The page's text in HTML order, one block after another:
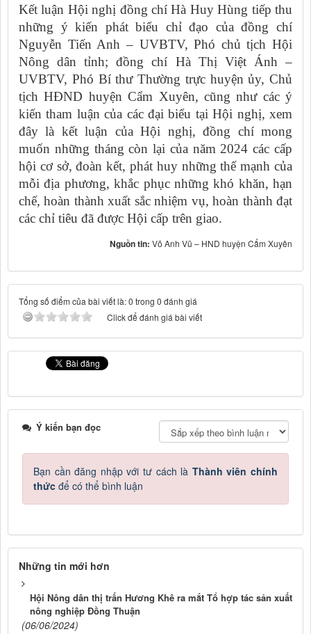
Kết luận Hội nghị đồng chí Hà Huy Hùng tiếp thu
những ý kiến phát biểu chỉ đạo của đồng chí
Nguyễn Tiến Anh – UVBTV, Phó chủ tịch Hội
Nông dân tỉnh; đồng chí Hà Thị Việt Ánh –
UVBTV, Phó Bí thư Thường trực huyện ủy, Chủ
tịch HĐND huyện Cẩm Xuyên, cũng như các ý
kiến tham luận của các đại biểu tại Hội nghị, xem
đây là kết luận của Hội nghị, đồng chí mong
muốn những tháng còn lại của năm 2024 các cấp
hội cơ sở, đoàn kết, phát huy những thế mạnh của
mỗi địa phương, khắc phục những khó khăn, hạn
chế, hoàn thành xuất sắc nhiệm vụ, hoàn thành đạt
các chỉ tiêu đã được Hội cấp trên giao.
Nguồn tin: Võ Anh Vũ – HND huyện Cẩm Xuyên
Tổng số điểm của bài viết là: 0 trong 0 đánh giá
Click để đánh giá bài viết
Ý kiến bạn đọc
Bạn cần đăng nhập với tư cách là Thành viên chính
thức để có thể bình luận
Những tin mới hơn
Hội Nông dân thị trấn Hương Khê ra mắt Tổ hợp tác sản xuất
nông nghiệp Đồng Thuận
(06/06/2024)